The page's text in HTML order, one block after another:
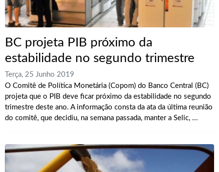
BC projeta PIB próximo da
estabilidade no segundo trimestre
Terça, 25 Junho 2019
O Comitê de Política Monetária (Copom) do Banco Central (BC)
projeta que o PIB deve ficar próximo da estabilidade no segundo
trimestre deste ano. A informação consta da ata da última reunião
do comitê, que decidiu, na semana passada, manter a Selic, ...